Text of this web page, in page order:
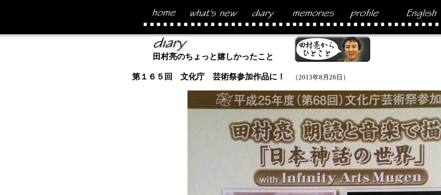
田村亮のちょっと嬉しかったこと
第１６５回 文化庁 芸術祭参加作品に！ （2013年8月26日）